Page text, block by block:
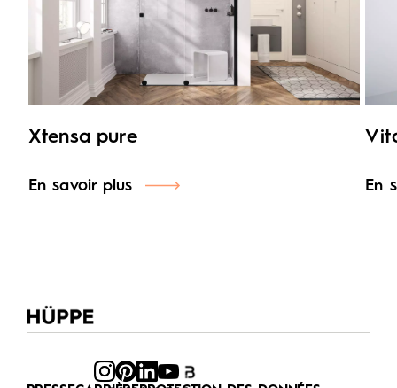
Xtensa pure
En savoir plus En